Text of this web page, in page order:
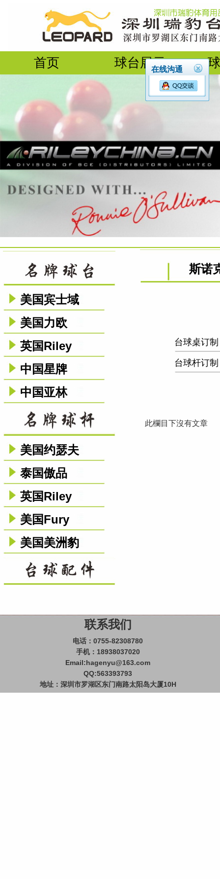
首页 球台展示
美国宾士域
美国力欧
英国Riley
中国星牌
中国亚林
美国约瑟夫
泰国傲品
英国Riley
美国Fury
美国美洲豹
斯诺
台球桌订制
台球杆订制
此欄目下沒有文章
联系我们
电话：0755-82308780
手机：18938037020
Email:hagenyu@163.com
QQ:563393793
地址：深圳市罗湖区东门南路太阳岛大厦10H
在线沟通